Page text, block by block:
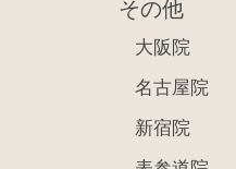
その他
大阪院
名古屋院
新宿院